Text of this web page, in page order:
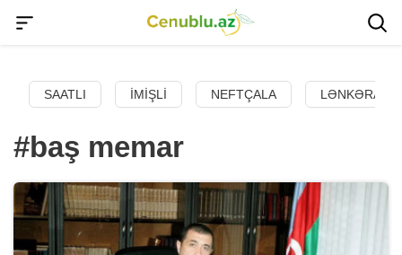
SAATLI İMIŞLI NEFTÇALA LƏNKƏRAN
#baş memar